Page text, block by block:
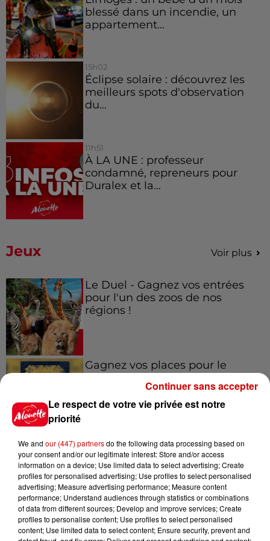
blessé dans un incendie, un
appartement...
15h02
Éclipse solaire : découvrez les
meilleurs spots d'observation
du...
11h51
À LA UNE : professeur
condamné, repreneurs pour
Duralex et la...
Jeux Voir plus
Le Duel - Gagnez vos entrées
pour l'un des zoos de nos
régions !
Gagnez vos places pour le
Gagnez vos entrées pour le
Musée du Sport Automobile au
Mans !
Destination Vacances - Gagnez
votre séjour en famille au cœur
Le respect de votre vie privée est notre
priorité
We and our (447) partnersdo the following data processing based on
your consent and/or our legitimate interest: Store and/or access
information on a device; Use limited data to select advertising; Create
profiles for personalised advertising; Use profiles to select personalised
advertising; Measure advertising performance; Measure content
performance; Understand audiences through statistics or combinations
of data from different sources; Develop and improve services; Create
profiles to personalise content; Use profiles to select personalised
content; Use limited data to select content; Ensure security, prevent and
Continuer sans accepter